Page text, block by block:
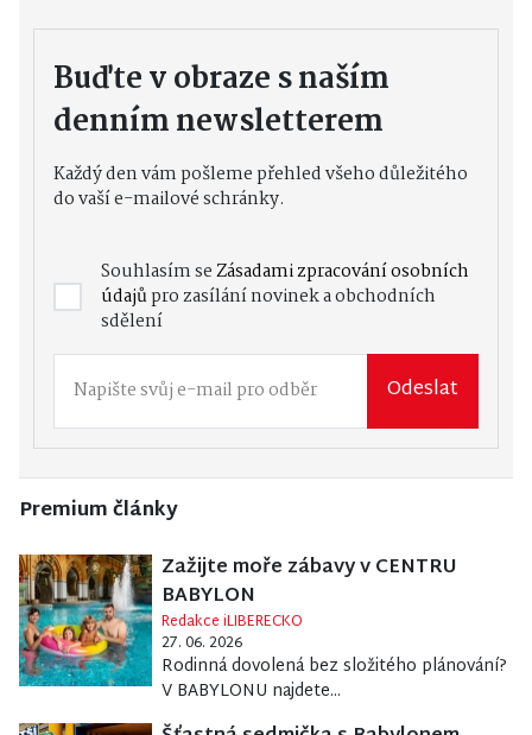
Buďte v obraze s naším
denním newsletterem
Každý den vám pošleme přehled všeho důležitého
do vaší e-mailové schránky.
Souhlasím seZásadami zpracování osobních
údajůpro zasílání novinek a obchodních
sdělení
Odeslat
Premium články
Zažijte moře zábavy v CENTRU
BABYLON
Redakce iLIBERECKO
27. 06. 2026
Rodinná dovolená bez složitého plánování?
V BABYLONU najdete...